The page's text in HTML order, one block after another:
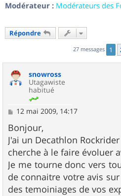
Modérateur : Modérateurs des
Répondre
27 messages 1
snowross
Utagawiste
habitué
M
s
s
a
g
e
12 mai 2009, 14:17
Bonjour,
J'ai un Decathlon
cherche à le faire évoluer
Je me tourne donc vers
de connaitre votre avis
des temoiniages de vos